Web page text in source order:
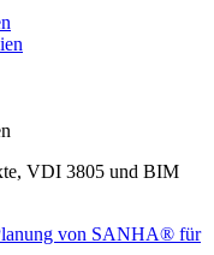
VDI 3805 und BIM